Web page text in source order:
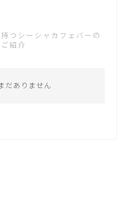
つシーシャカフェバーの
紹介
だありません